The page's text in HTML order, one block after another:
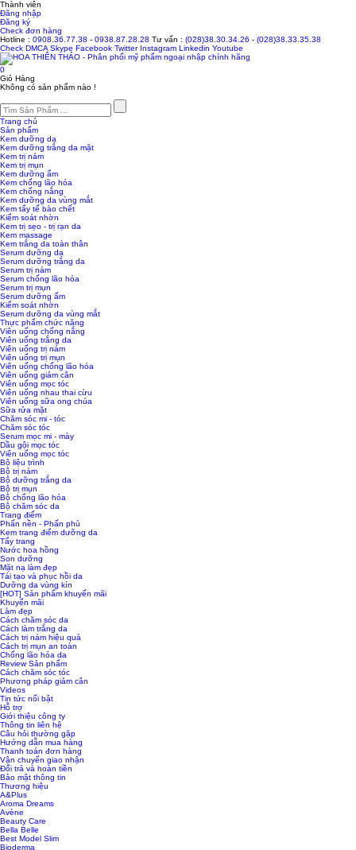
Thành viên
Đăng nhập
Đăng ký
Check đơn hàng
Hotline : 0908.36.77.38 - 0938.87.28.28 Tư vấn : (028)38.30.34.26 - (028)38.33.35.38
Check DMCA Skype Facebook Twitter Instagram Linkedin Youtube
0
Giỏ Hàng
Không có sản phẩm nào !
Trang chủ
Sản phẩm
Kem dưỡng da
Kem dưỡng trắng da mặt
Kem trị nám
Kem trị mụn
Kem dưỡng ẩm
Kem chống lão hóa
Kem chống nắng
Kem dưỡng da vùng mắt
Kem tẩy tế bào chết
Kiểm soát nhờn
Kem trị sẹo - trị rạn da
Kem massage
Kem trắng da toàn thân
Serum dưỡng da
Serum dưỡng trắng da
Serum trị nám
Serum chống lão hóa
Serum trị mụn
Serum dưỡng ẩm
Kiểm soát nhờn
Serum dưỡng da vùng mắt
Thực phẩm chức năng
Viên uống chống nắng
Viên uống trắng da
Viên uống trị nám
Viên uống trị mụn
Viên uống chống lão hóa
Viên uống giảm cân
Viên uống mọc tóc
Viên uống nhau thai cừu
Viên uống sữa ong chúa
Sữa rửa mặt
Chăm sóc mi - tóc
Chăm sóc tóc
Serum mọc mi - mày
Dầu gội mọc tóc
Viên uống mọc tóc
Bộ liệu trình
Bộ trị nám
Bộ dưỡng trắng da
Bộ trị mụn
Bộ chống lão hóa
Bộ chăm sóc da
Trang điểm
Phấn nền - Phấn phủ
Kem trang điểm dưỡng da
Tẩy trang
Nước hoa hồng
Son dưỡng
Mặt nạ làm đẹp
Tái tạo và phục hồi da
Dưỡng da vùng kín
[HOT] Sản phẩm khuyến mãi
Khuyến mãi
Làm đẹp
Cách chăm sóc da
Cách làm trắng da
Cách trị nám hiệu quả
Cách trị mụn an toàn
Chống lão hóa da
Review Sản phẩm
Cách chăm sóc tóc
Phương pháp giảm cân
Videos
Tin tức nổi bật
Hỗ trợ
Giới thiệu công ty
Thông tin liên hệ
Câu hỏi thường gặp
Hướng dẫn mua hàng
Thanh toán đơn hàng
Vận chuyển giao nhận
Đổi trả và hoàn tiền
Bảo mật thông tin
Thương hiệu
A&Plus
Aroma Dreams
Avène
Beauty Care
Bella Belle
Best Model Slim
Bioderma